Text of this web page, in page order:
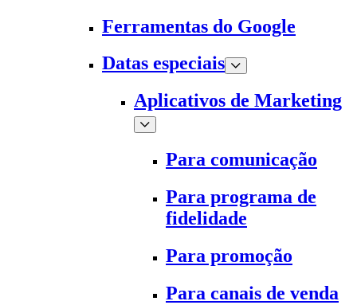
Ferramentas do Google
Datas especiais
Aplicativos de Marketing
Para comunicação
Para programa de
fidelidade
Para promoção
Para canais de venda